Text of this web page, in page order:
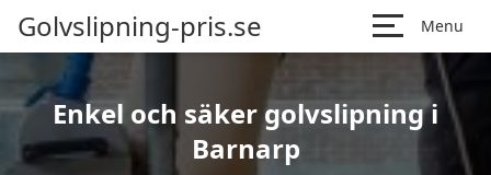
Golvslipning-pris.se Menu
Enkel och säker golvslipning i
Barnarp